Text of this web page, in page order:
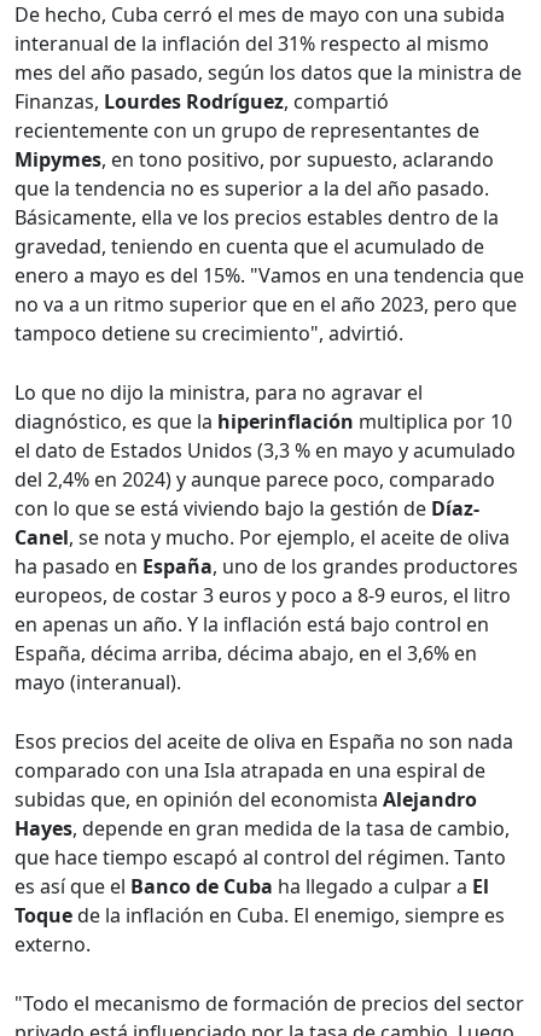
De hecho, Cuba cerró el mes de mayo con una subida
interanual de la inflación del 31% respecto al mismo
mes del año pasado, según los datos que la ministra de
Finanzas, Lourdes Rodríguez, compartió
recientemente con un grupo de representantes de
Mipymes, en tono positivo, por supuesto, aclarando
que la tendencia no es superior a la del año pasado.
Básicamente, ella ve los precios estables dentro de la
gravedad, teniendo en cuenta que el acumulado de
enero a mayo es del 15%. "Vamos en una tendencia que
no va a un ritmo superior que en el año 2023, pero que
tampoco detiene su crecimiento", advirtió.
Lo que no dijo la ministra, para no agravar el
diagnóstico, es que la hiperinflación multiplica por 10
el dato de Estados Unidos (3,3 % en mayo y acumulado
del 2,4% en 2024) y aunque parece poco, comparado
con lo que se está viviendo bajo la gestión de Díaz-
Canel, se nota y mucho. Por ejemplo, el aceite de oliva
ha pasado en España, uno de los grandes productores
europeos, de costar 3 euros y poco a 8-9 euros, el litro
en apenas un año. Y la inflación está bajo control en
España, décima arriba, décima abajo, en el 3,6% en
mayo (interanual).
Esos precios del aceite de oliva en España no son nada
comparado con una Isla atrapada en una espiral de
subidas que, en opinión del economista Alejandro
Hayes, depende en gran medida de la tasa de cambio,
que hace tiempo escapó al control del régimen. Tanto
es así que el Banco de Cuba ha llegado a culpar a El
Toquede la inflación en Cuba. El enemigo, siempre es
externo.
"Todo el mecanismo de formación de precios del sector